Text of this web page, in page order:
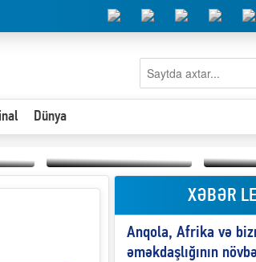
Dünya
“Qeyri-səlis məntiq və
dil-nitq” elmimizə
Elşad
niyə
XƏBƏR
Anqola, Afrika və
əməkdaşlığının